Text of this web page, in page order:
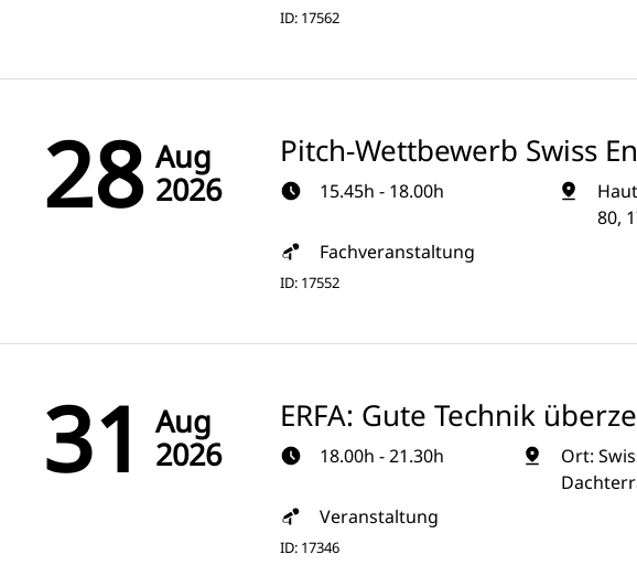
ID: 17562
28 Aug
2026
Pitch-Wettbewerb Swiss
15.45h - 18.00h
80,
Fachveranstaltung
ID: 17552
31
Aug
2026
ERFA: Gute Technik
18.00h - 21.30h
Ort:
Veranstaltung
ID: 17346